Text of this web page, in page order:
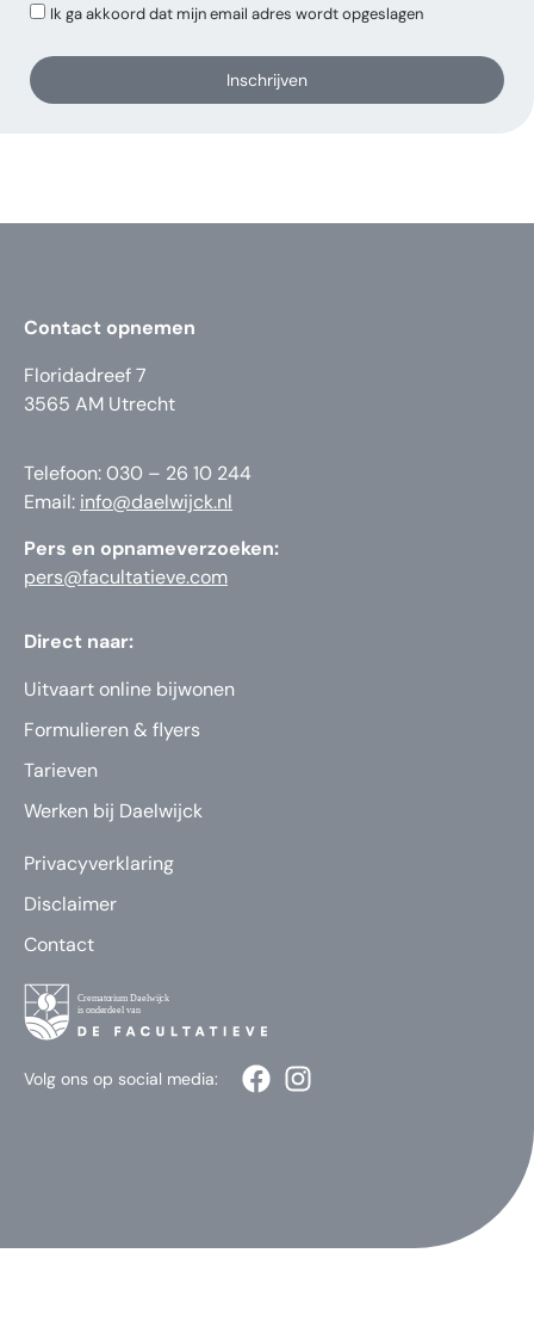
Ik ga akkoord dat mijn email adres wordt opgeslagen
Inschrijven
Contact opnemen
Floridadreef 7
3565 AM Utrecht
Telefoon: 030 – 26 10 244
Email: info@daelwijck.nl
Pers en opnameverzoeken:
pers@facultatieve.com
Direct naar:
Uitvaart online bijwonen
Formulieren & flyers
Tarieven
Werken bij Daelwijck
Privacyverklaring
Disclaimer
Contact
Volg ons op social media: